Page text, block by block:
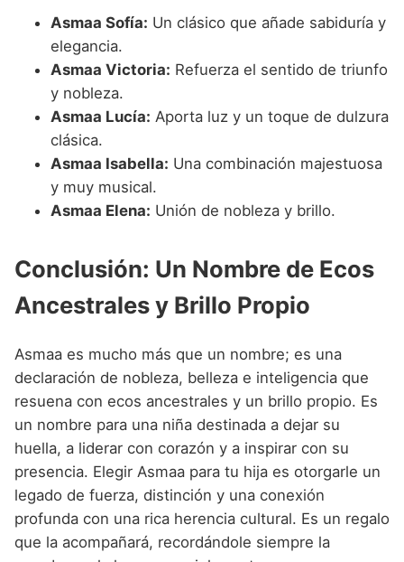
Asmaa Sofía: Un clásico que añade sabiduría y
elegancia.
Asmaa Victoria: Refuerza el sentido de triunfo
y nobleza.
Asmaa Lucía: Aporta luz y un toque de dulzura
clásica.
Asmaa Isabella: Una combinación majestuosa
y muy musical.
Asmaa Elena: Unión de nobleza y brillo.
Conclusión: Un Nombre de Ecos
Ancestrales y Brillo Propio
Asmaa es mucho más que un nombre; es una
declaración de nobleza, belleza e inteligencia que
resuena con ecos ancestrales y un brillo propio. Es
un nombre para una niña destinada a dejar su
huella, a liderar con corazón y a inspirar con su
presencia. Elegir Asmaa para tu hija es otorgarle un
legado de fuerza, distinción y una conexión
profunda con una rica herencia cultural. Es un regalo
que la acompañará, recordándole siempre la